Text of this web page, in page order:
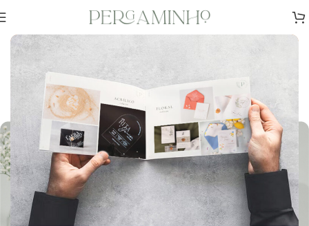
INSPIRAÇÃO
Guia Completo para Escolher o
Convite de Batizado Ideal
Sobre Abril 18, 2026